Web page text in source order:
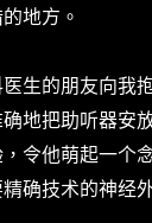
地方。
医生的朋友向我
地把助听器安
令他萌起一个
确技术的神经